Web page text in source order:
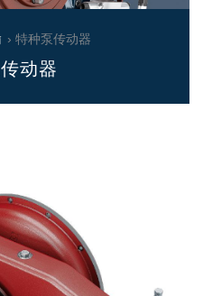
MS
内齿轮油泵和滚切式马达
› 特种泵传动器
动器